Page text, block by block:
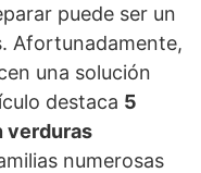
puede ser un
Afortunadamente,
una solución
destaca 5
verduras
numerosas